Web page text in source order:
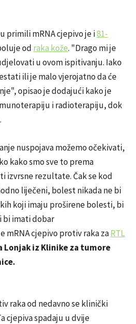
primili mRNA cjepivo je i81-
od raka kože. "Drago mi je
u ovom ispitivanju. Iako
ili je malo vjerojatno da će
opisao je dodajući kako je
i radioterapiju, dok
nuspojava možemo očekivati,
kako smo sve to prema
izvrsne rezultate. Čak se kod
liječeni, bolest nikada ne bi
koji imaju proširene bolesti, bi
bi imati dobar
mRNA cjepivo protiv raka zaRTL
Lonjak iz Klinike za tumore
raka od nedavno se klinički
cjepiva spadaju u dvije